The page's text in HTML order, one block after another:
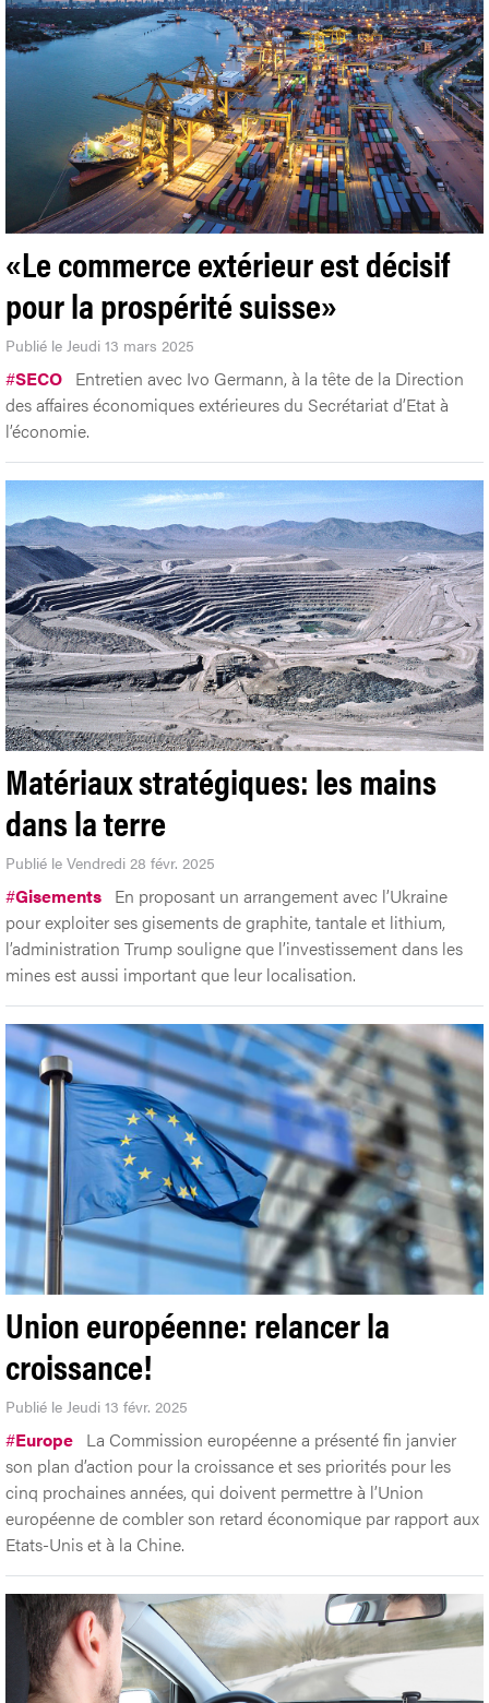
«Le commerce extérieur est décisif
pour la prospérité suisse»
Publié le Jeudi 13 mars 2025
#SECO Entretien avec Ivo Germann, à la tête de la Direction
des affaires économiques extérieures du Secrétariat d’Etat à
l’économie.
Matériaux stratégiques: les mains
dans la terre
Publié le Vendredi 28 févr. 2025
#Gisements En proposant un arrangement avec l’Ukraine
pour exploiter ses gisements de graphite, tantale et lithium,
l’administration Trump souligne que l’investissement dans les
mines est aussi important que leur localisation.
Union européenne: relancer la
croissance!
Publié le Jeudi 13 févr. 2025
#Europe La Commission européenne a présenté fin janvier
son plan d’action pour la croissance et ses priorités pour les
cinq prochaines années, qui doivent permettre à l’Union
européenne de combler son retard économique par rapport aux
Etats-Unis et à la Chine.